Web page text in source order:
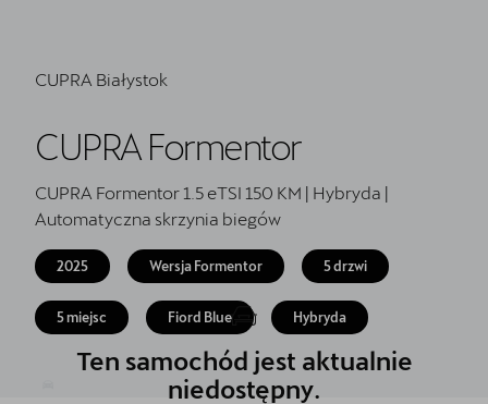
5 lat gwarancji
Finansowanie
Serwis
Oryginalne części zamienne
Akcesoria CUPRA
Jazda próbna CUPRĄ
Dopłaty NaszEauto
CUPRA Białystok
CUPRA Formentor
CUPRA Formentor 1.5 eTSI 150 KM | Hybryda |
Automatyczna skrzynia biegów
2025 Wersja Formentor 5 drzwi
5 miejsc Fiord Blue Hybryda
Ten samochód jest aktualnie
niedostępny.